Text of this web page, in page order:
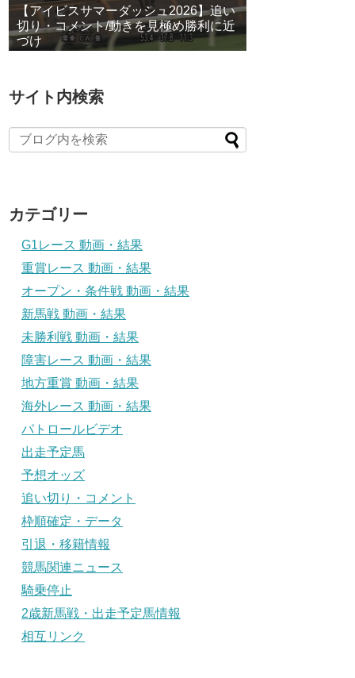
【アイビスサマーダッシュ2026】追い
切り・コメント/動きを見極め勝利に近
づけ
サイト内検索
カテゴリー
G1レース 動画・結果
重賞レース 動画・結果
オープン・条件戦 動画・結果
新馬戦 動画・結果
未勝利戦 動画・結果
障害レース 動画・結果
地方重賞 動画・結果
海外レース 動画・結果
パトロールビデオ
出走予定馬
予想オッズ
追い切り・コメント
枠順確定・データ
引退・移籍情報
競馬関連ニュース
騎乗停止
2歳新馬戦・出走予定馬情報
相互リンク